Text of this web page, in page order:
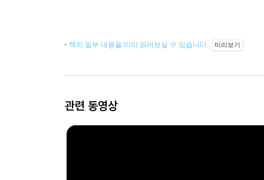
책의 일부 내용을 미리 읽어보실 수 있습니다. 미리보기
관련 동영상